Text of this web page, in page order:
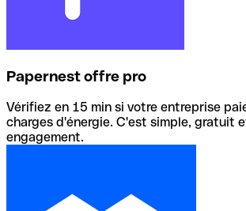
Papernest offre pro
Vérifiez en 15 min si votre entreprise
charges d'énergie. C'est simple, gratuit
engagement.